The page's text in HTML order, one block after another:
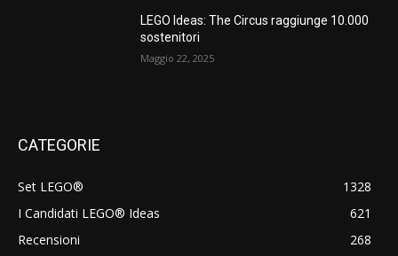
LEGO Ideas: The Circus raggiunge 10.000
sostenitori
Maggio 22, 2025
CATEGORIE
Set LEGO®
1328
I Candidati LEGO® Ideas
621
Recensioni
268